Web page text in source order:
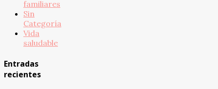
familiares
Sin
Categoría
Vida
saludable
Entradas
recientes